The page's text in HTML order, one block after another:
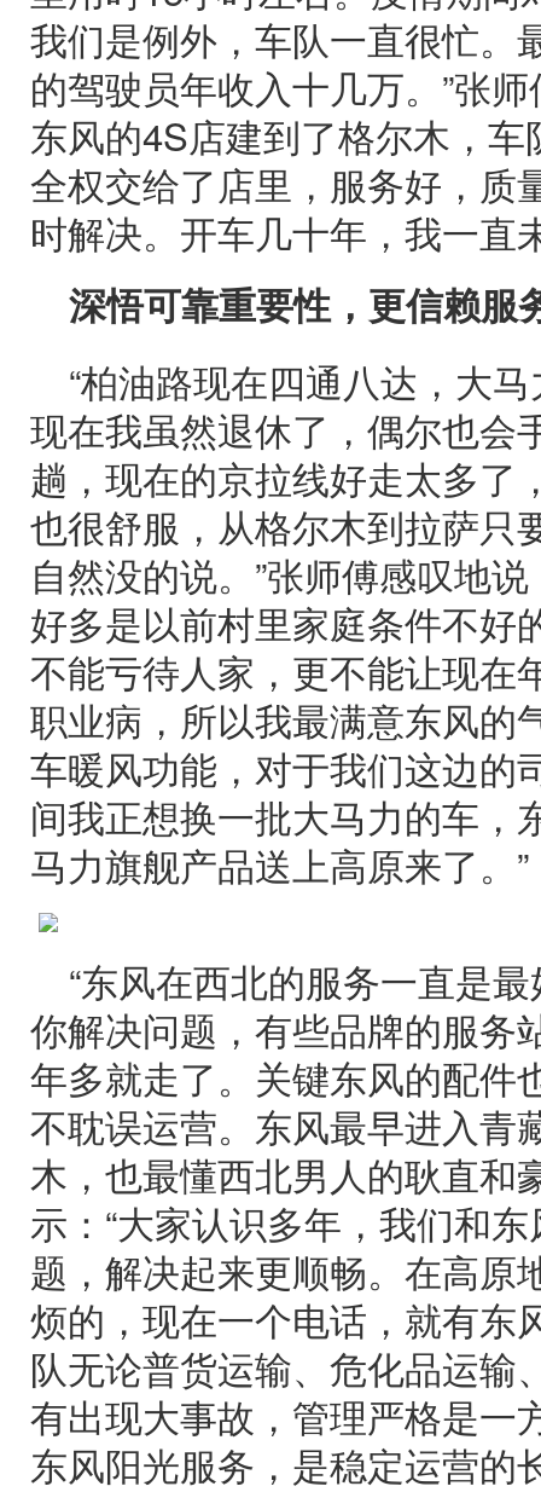
我们是例外，车队一直很忙。
的驾驶员年收入十几万。”张
东风的4S店建到了格尔木，
全权交给了店里，服务好，质
时解决。开车几十年，我一直
深悟可靠重要性，更信赖服
“柏油路现在四通八达，大
现在我虽然退休了，偶尔也会
趟，现在的京拉线好走太多了
也很舒服，从格尔木到拉萨只
自然没的说。”张师傅感叹地
好多是以前村里家庭条件不好
不能亏待人家，更不能让现在
职业病，所以我最满意东风的
车暖风功能，对于我们这边的
间我正想换一批大马力的车，
马力旗舰产品送上高原来了。”
“东风在西北的服务一直是
你解决问题，有些品牌的服务
年多就走了。关键东风的配件
不耽误运营。东风最早进入青
木，也最懂西北男人的耿直和
示：“大家认识多年，我们和
题，解决起来更顺畅。在高原
烦的，现在一个电话，就有东
队无论普货运输、危化品运输
有出现大事故，管理严格是一
东风阳光服务，是稳定运营的